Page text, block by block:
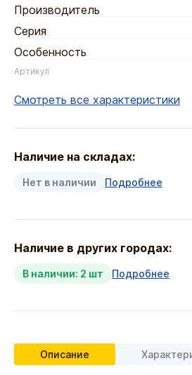
Производитель
Серия
Особенность
Артикул
Смотреть все характеристики
Наличие на складах:
Нет в наличии Подробнее
Наличие в других городах:
В наличии: 2 шт Подробнее
Описание